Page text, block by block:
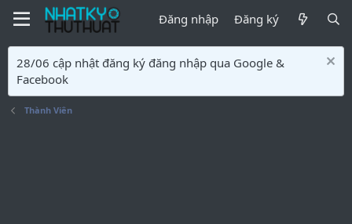
Đăng nhập Đăng ký
28/06 cập nhật đăng ký đăng nhập qua Google &
Facebook
Thành Viên